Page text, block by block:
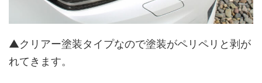
▲クリアー塗装タイプなので塗装がペリペリと剥が
れてきます。